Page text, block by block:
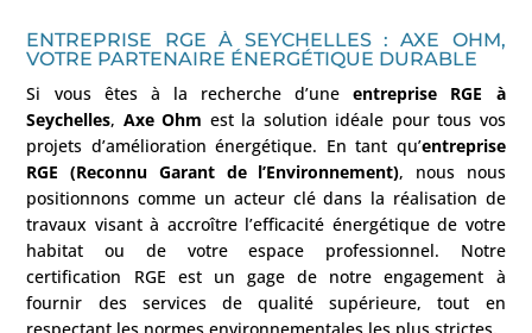
ENTREPRISE RGE À SEYCHELLES : AXE OHM,
VOTRE PARTENAIRE ÉNERGÉTIQUE DURABLE
Si vous êtes à la recherche d’uneentreprise RGE à
Seychelles, Axe Ohm est la solution idéale pour tous vos
projets d’amélioration énergétique. En tant qu’entreprise
RGE (Reconnu Garant de l’Environnement), nous nous
positionnons comme un acteur clé dans la réalisation de
travaux visant à accroître l’efficacité énergétique de votre
habitat ou de votre espace professionnel. Notre
certification RGE est un gage de notre engagement à
fournir des services de qualité supérieure, tout en